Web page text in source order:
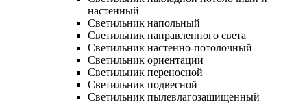
настенный
Светильник напольный
Светильник направленного света
Светильник настенно-потолочный
Светильник ориентации
Светильник переносной
Светильник подвесной
Светильник пылевлагозащищенный